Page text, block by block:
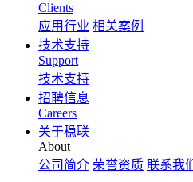
Clients
应用行业 相关案例
技术支持
Support
技术支持
招聘信息
Careers
关于稳联
About
公司简介 荣誉资质 联系我们